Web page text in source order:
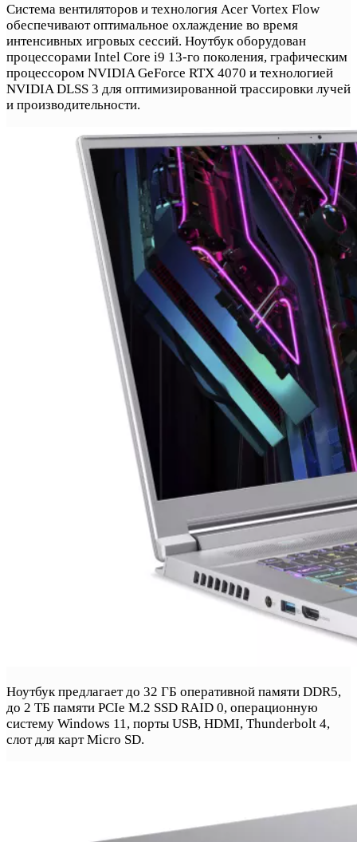
Система вентиляторов и технология Acer Vortex Flow
обеспечивают оптимальное охлаждение во время
интенсивных игровых сессий. Ноутбук оборудован
процессорами Intel Core i9 13-го поколения, графическим
процессором NVIDIA GeForce RTX 4070 и технологией
NVIDIA DLSS 3 для оптимизированной трассировки лучей
и производительности.
Ноутбук предлагает до 32 ГБ оперативной памяти DDR5,
до 2 ТБ памяти PCIe M.2 SSD RAID 0, операционную
систему Windows 11, порты USB, HDMI, Thunderbolt 4,
слот для карт Micro SD.